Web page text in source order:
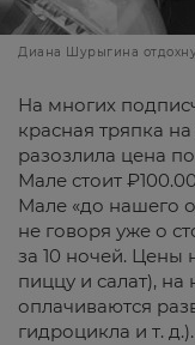
Диана Шурыгина
На многих
красная тряпка
разозлила цена
Мале стоит
Мале «до нашего
не говоря уже о
за 10 ночей. Цены
пиццу и салат), на
оплачиваются
гидроцикла и т. д.).